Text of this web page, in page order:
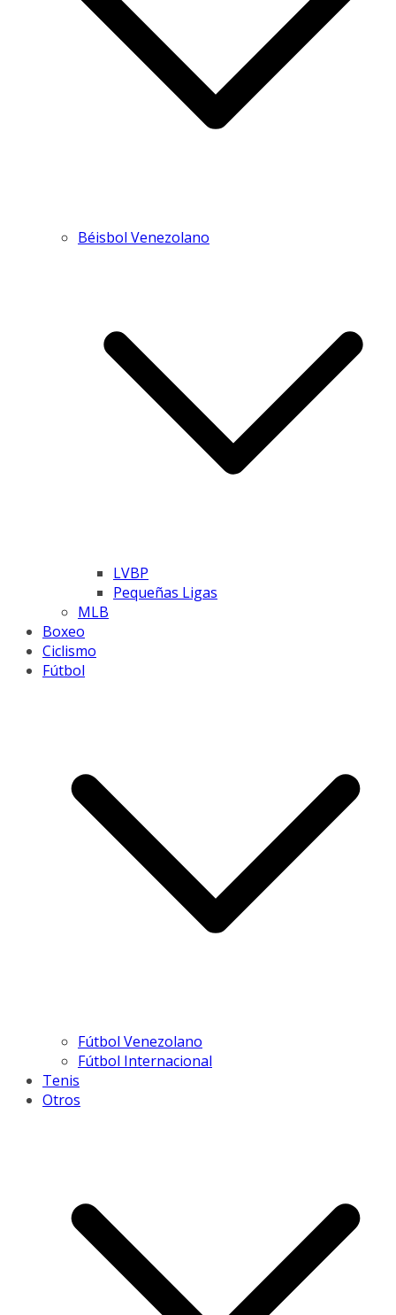
Béisbol Venezolano
LVBP
Pequeñas Ligas
MLB
Boxeo
Ciclismo
Fútbol
Fútbol Venezolano
Fútbol Internacional
Tenis
Otros